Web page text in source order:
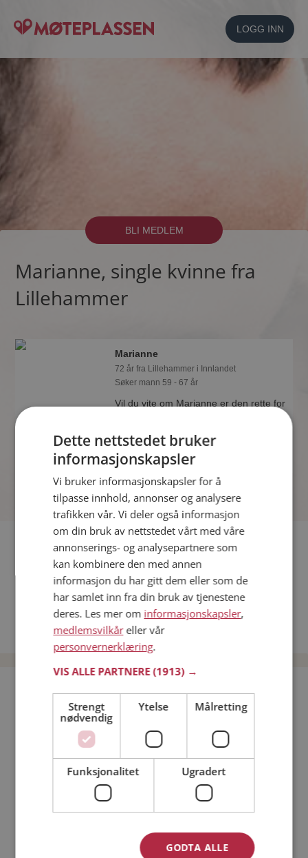
LOGG INN
BLI MEDLEM
Marianne, single kvinne fra
Lillehammer
Marianne
72 år fra Lillehammer i Innlandet
Søker mann 59 - 67 år
Vil du vite om Marianne er den rette for
treningsentusiast som deg selv?
Fler single
Flere singlekvinner fra Lillehammer:Tussa55,Tilla67
Menn fra Lillehammer
Date kvinner i Norge
Date menn i Norge
Bli medlem gratis!
Jeg er en: Mann Kvinne
Min alder:
Dette nettstedet bruker
informasjonskapsler
Vi bruker informasjonskapsler for å
tilpasse innhold, annonser og analysere
trafikken vår. Vi deler også informasjon
om din bruk av nettstedet vårt med våre
annonserings- og analysepartnere som
kan kombinere den med annen
informasjon du har gitt dem eller som de
har samlet inn fra din bruk av tjenestene
deres. Les mer om informasjonskapsler,
medlemsvilkåreller vår
personvernerklæring.
VIS ALLE PARTNERE(1913) →
Strengt
nødvendig
Ytelse Målretting
Funksjonalitet Ugradert
GODTA ALLE